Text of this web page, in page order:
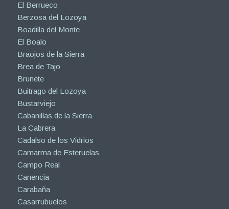
El Berrueco
Berzosa del Lozoya
Boadilla del Monte
El Boalo
Braojos de la Sierra
Brea de Tajo
Brunete
Buitrago del Lozoya
Bustarviejo
Cabanillas de la Sierra
La Cabrera
Cadalso de los Vidrios
Camarma de Esteruelas
Campo Real
Canencia
Carabaña
Casarrubuelos